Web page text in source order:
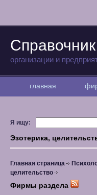
организации и
главная
Я ищу:
Эзотерика,
Главная страница
целительство
Фирмы раздела